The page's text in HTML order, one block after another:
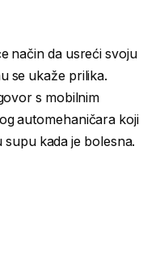
način da usreći svoju
se ukaže prilika.
s mobilnim
automehaničara koji
supu kada je bolesna.